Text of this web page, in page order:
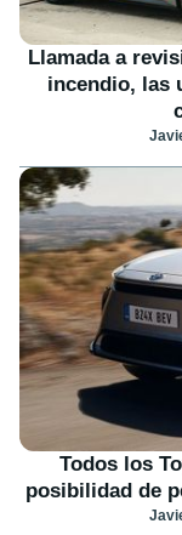
Llamada a
incendio, las
Todos los
posibilidad de